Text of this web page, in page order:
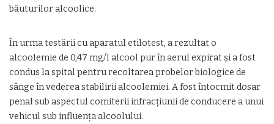
băuturilor alcoolice.
În urma testării cu aparatul etilotest, a rezultat o
alcoolemie de 0,47 mg/l alcool pur în aerul expirat şi a fost
condus la spital pentru recoltarea probelor biologice de
sânge în vederea stabilirii alcoolemiei. A fost întocmit dosar
penal sub aspectul comiterii infracţiunii de conducere a unui
vehicul sub influenţa alcoolului.